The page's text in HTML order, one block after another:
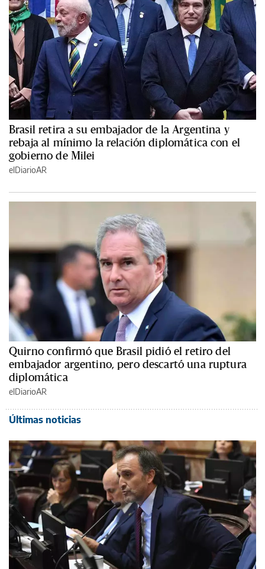
Brasil retira a su embajador de la Argentina y
rebaja al mínimo la relación diplomática con el
gobierno de Milei
elDiarioAR
Quirno confirmó que Brasil pidió el retiro del
embajador argentino, pero descartó una ruptura
diplomática
elDiarioAR
Últimas noticias